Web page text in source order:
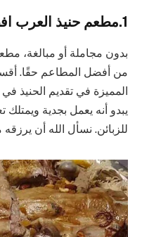
1.مطعم حنيذ العرب افضل مطاعم حنيذ في جدة
بدون مجاملة أو مبالغة،
من أفضل المطاعم حقًا.
المميزة في تقديم الحنيذ
يبدو أنه يعمل بجدية ويمتلك
للزبائن. نسأل الله أن